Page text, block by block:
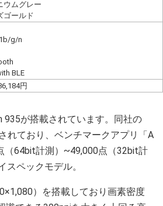
ウムグレー
ゴールド
g/n
BLE
円
935が搭載されています。同社の
れており、ベンチマークアプリ「A
（64bit計測）~49,000点（32bit計
スペックモデル。
）を搭載しており画素密度